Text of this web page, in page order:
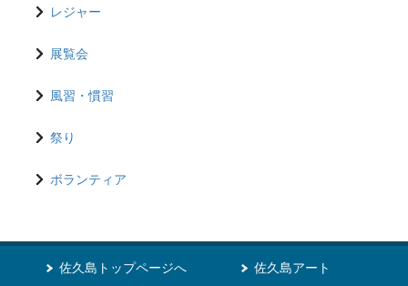
レジャー
展覧会
風習・慣習
祭り
ボランティア
佐久島トップページへ 佐久島アート